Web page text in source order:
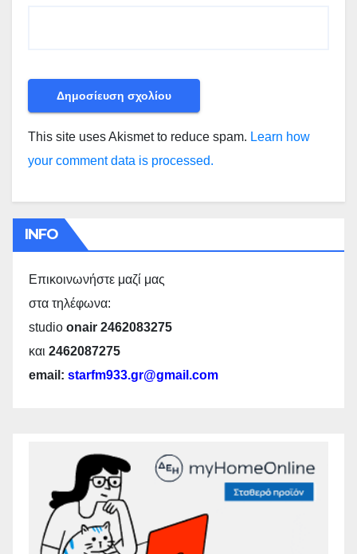
This site uses Akismet to reduce spam. Learn how
your comment data is processed.
INFO
Επικοινωνήστε μαζί μας
στα τηλέφωνα:
studio onair 2462083275
και 2462087275
email: starfm933.gr@gmail.com